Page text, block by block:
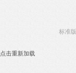
标准版
点击重新加载